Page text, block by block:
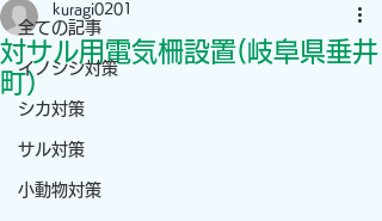
全ての記事
イノシシ対策
シカ対策
サル対策
小動物対策
対サル用電気柵設置(岐阜県垂井
町）
kuragi0201